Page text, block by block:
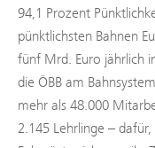
94,1 Prozent
pünktlichsten Bahnen
fünf Mrd. Euro jährlich
die ÖBB am
mehr als 48.000
2.145 Lehrlinge –